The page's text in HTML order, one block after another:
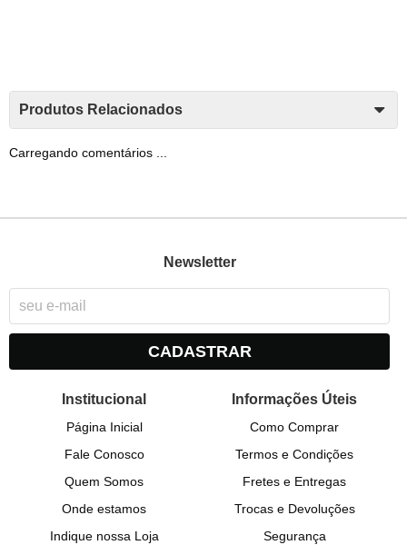
Produtos Relacionados
Carregando comentários ...
Newsletter
CADASTRAR
Institucional
Página Inicial
Fale Conosco
Quem Somos
Onde estamos
Indique nossa Loja
Informações Úteis
Como Comprar
Termos e Condições
Fretes e Entregas
Trocas e Devoluções
Segurança